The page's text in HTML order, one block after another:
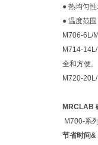
● 热均匀
● 温度范围
M706-6L/
M714-
全和方便。
M720-
MRCLAB
M700-系
节省时间&